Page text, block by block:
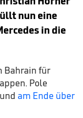
nun eine
in die
Bahrain für
Pole
am Ende über